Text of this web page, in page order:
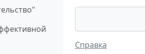
Справка